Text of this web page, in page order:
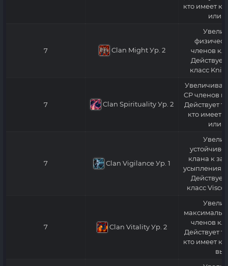
кто имеет
или
7 Clan MightУр. 2
членов
Действует
класс
7 Clan SpiritualityУр. 2
CP членов
Действует
кто имеет
или
7 Clan VigilanceУр. 1
клана к
усыпления
Действует
класс
7 Clan VitalityУр. 2
членов
Действует
кто имеет